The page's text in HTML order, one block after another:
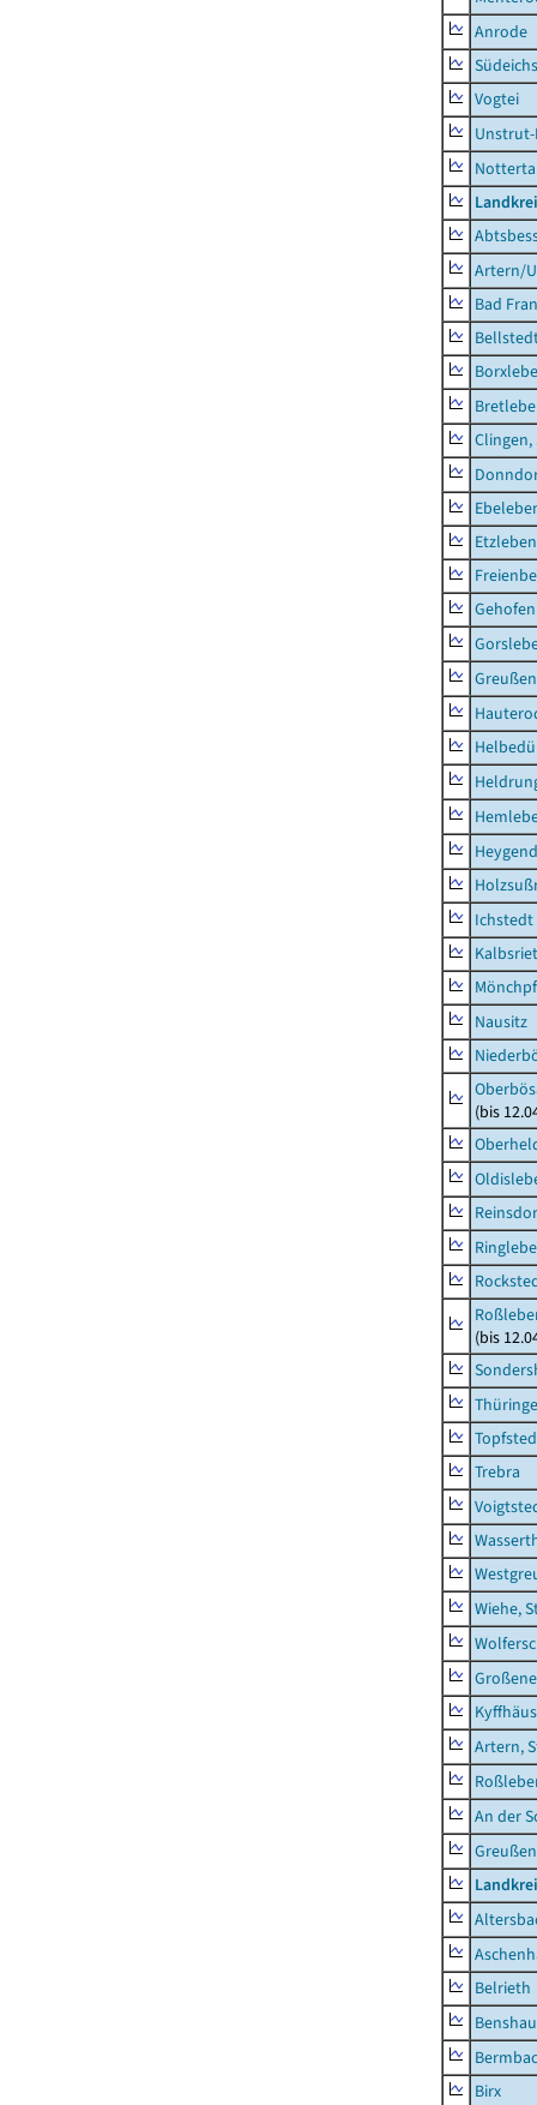
Anrode
Vogtei
Artern/
Bad
Etzleben
Gehofen
Ichstedt
Nausitz
(bis
(bis
Trebra
Wiehe,
Artern,
An der
Belrieth
Birx